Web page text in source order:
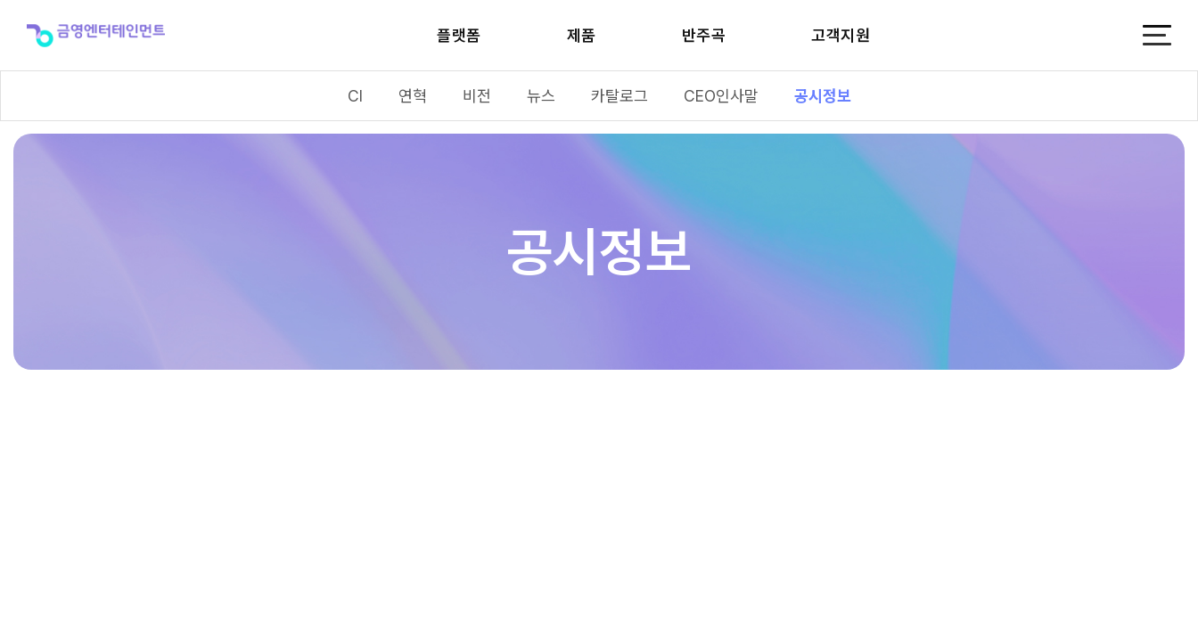
플랫폼 제품 반주곡 고객지원
CI 연혁 비전 뉴스 카탈로그 CEO인사말 공시정보
공시정보